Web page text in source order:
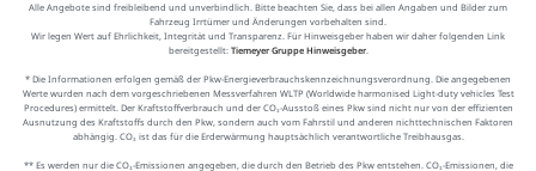
Alle Angebote sind freibleibend und unverbindlich. Bitte beachten Sie, dass bei allen Angaben und Bilder zum
Fahrzeug Irrtümer und Änderungen vorbehalten sind.
Wir legen Wert auf Ehrlichkeit, Integrität und Transparenz. Für Hinweisgeber haben wir daher folgenden Link
bereitgestellt: Tiemeyer Gruppe Hinweisgeber.
* Die Informationen erfolgen gemäß der Pkw-Energieverbrauchskennzeichnungsverordnung. Die angegebenen
Werte wurden nach dem vorgeschriebenen Messverfahren WLTP (Worldwide harmonised Light-duty vehicles Test
Procedures) ermittelt. Der Kraftstoffverbrauch und der CO₂-Ausstoß eines Pkw sind nicht nur von der effizienten
Ausnutzung des Kraftstoffs durch den Pkw, sondern auch vom Fahrstil und anderen nichttechnischen Faktoren
abhängig. CO₂ ist das für die Erderwärmung hauptsächlich verantwortliche Treibhausgas.
** Es werden nur die CO₂-Emissionen angegeben, die durch den Betrieb des Pkw entstehen. CO₂-Emissionen, die